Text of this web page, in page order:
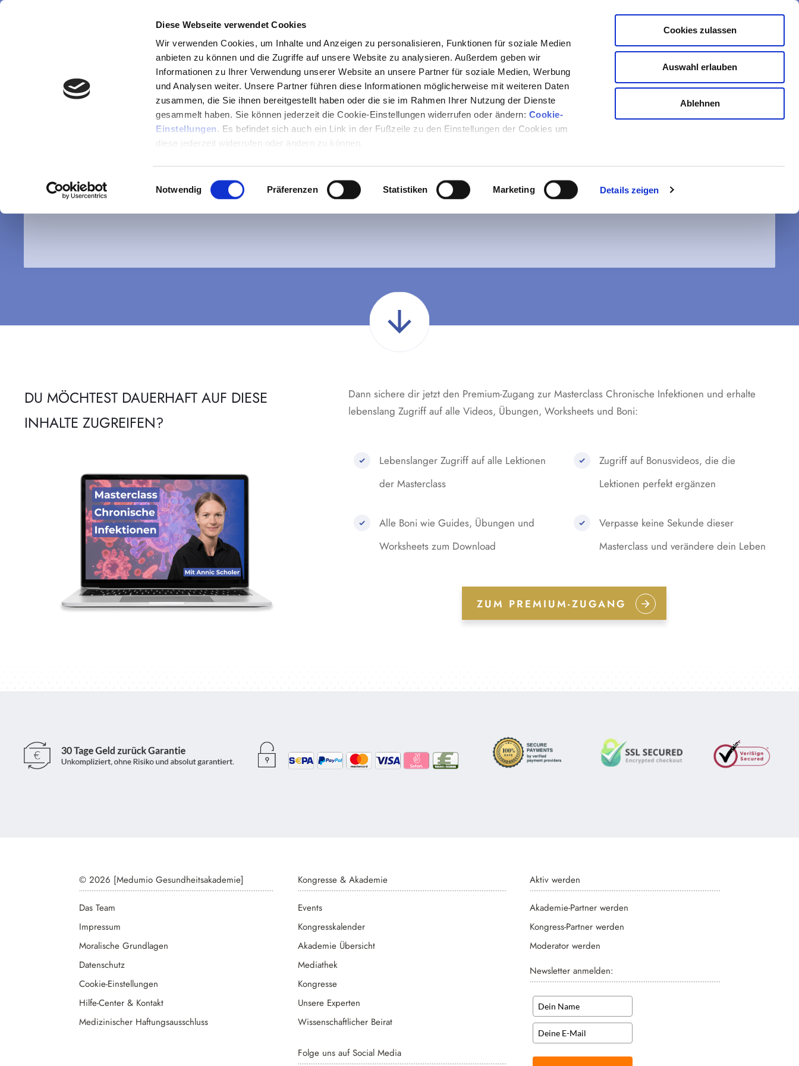
Diese Webseite verwendet Cookies
Wir verwenden Cookies, um Inhalte und Anzeigen zu personalisieren, Funktionen für soziale Medien
anbieten zu können und die Zugriffe auf unsere Website zu analysieren. Außerdem geben wir
Informationen zu Ihrer Verwendung unserer Website an unsere Partner für soziale Medien, Werbung
und Analysen weiter. Unsere Partner führen diese Informationen möglicherweise mit weiteren Daten
zusammen, die Sie ihnen bereitgestellt haben oder die sie im Rahmen Ihrer Nutzung der Dienste
gesammelt haben. Sie können jederzeit die Cookie-Einstellungen widerrufen oder ändern: Cookie-
Einstellungen. Es befindet sich auch ein Link in der Fußzeile zu den Einstellungen der Cookies um
diese jederzeit widerrufen oder ändern zu können.
Einwilligungsauswahl
Notwendig Präferenzen Statistiken Marketing Details zeigen
Cookies zulassen
Auswahl erlauben
Ablehnen
MASTERCLASS CHRONISCHE INFEKTIONEN
Die gewünschte Lektion ist noch nicht verfügbar oder
wurde bereits gezeigt
DU MÖCHTEST DAUERHAFT AUF DIESE
INHALTE ZUGREIFEN?
Dann sichere dir jetzt den Premium-Zugang zur Masterclass Chronische Infektionen und erhalte
lebenslang Zugriff auf alle Videos, Übungen, Worksheets und Boni:
Lebenslanger Zugriff auf alle Lektionen
der Masterclass
Alle Boni wie Guides, Übungen und
Worksheets zum Download
Zugriff auf Bonusvideos, die die
Lektionen perfekt ergänzen
Verpasse keine Sekunde dieser
Masterclass und verändere dein Leben
ZUM PREMIUM-ZUGANG
© 2026 [Medumio Gesundheitsakademie]
Das Team
Impressum
Moralische Grundlagen
Datenschutz
Cookie-Einstellungen
Hilfe-Center & Kontakt
Medizinischer Haftungsausschluss
Kongresse & Akademie
Events
Kongresskalender
Akademie Übersicht
Mediathek
Kongresse
Unsere Experten
Wissenschaftlicher Beirat
Folge uns auf Social Media
Aktiv werden
Akademie-Partner werden
Kongress-Partner werden
Moderator werden
Newsletter anmelden: